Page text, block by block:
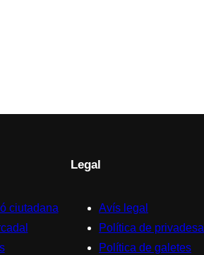
ciutadana
Legal
Avís legal
Política de privadesa
Política de galetes